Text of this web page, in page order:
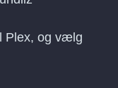
Plex, og vælg